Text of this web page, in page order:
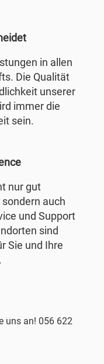
in allen
Die Qualität
unserer
immer die
sein.
nur gut
auch
und Support
sind
Sie und Ihre
uns an! 056 622